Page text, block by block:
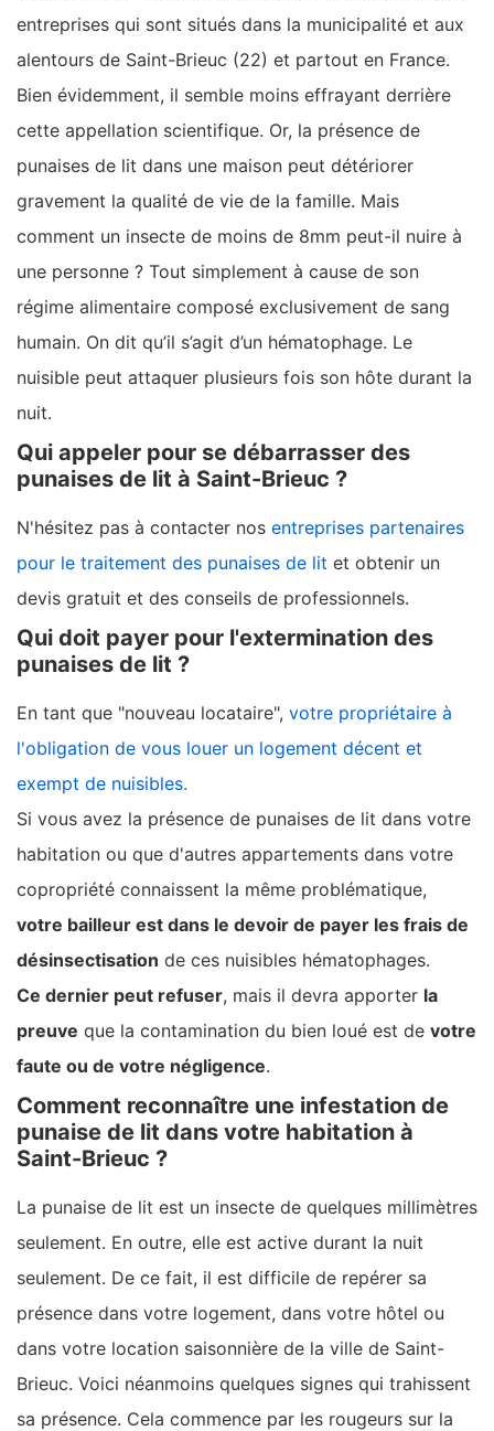
entreprises qui sont situés dans la municipalité et aux
alentours de Saint-Brieuc (22) et partout en France.
Bien évidemment, il semble moins effrayant derrière
cette appellation scientifique. Or, la présence de
punaises de lit dans une maison peut détériorer
gravement la qualité de vie de la famille. Mais
comment un insecte de moins de 8mm peut-il nuire à
une personne ? Tout simplement à cause de son
régime alimentaire composé exclusivement de sang
humain. On dit qu’il s’agit d’un hématophage. Le
nuisible peut attaquer plusieurs fois son hôte durant la
nuit.
Qui appeler pour se débarrasser des
punaises de lit à Saint-Brieuc ?
N'hésitez pas à contacter nos entreprises partenaires
pour le traitement des punaises de lit et obtenir un
devis gratuit et des conseils de professionnels.
Qui doit payer pour l'extermination des
punaises de lit ?
En tant que "nouveau locataire", votre propriétaire à
l'obligation de vous louer un logement décent et
exempt de nuisibles.
Si vous avez la présence de punaises de lit dans votre
habitation ou que d'autres appartements dans votre
copropriété connaissent la même problématique,
votre bailleur est dans le devoir de payer les frais de
désinsectisation de ces nuisibles hématophages.
Ce dernier peut refuser, mais il devra apporter la
preuve que la contamination du bien loué est de votre
faute ou de votre négligence.
Comment reconnaître une infestation de
punaise de lit dans votre habitation à
Saint-Brieuc ?
La punaise de lit est un insecte de quelques millimètres
seulement. En outre, elle est active durant la nuit
seulement. De ce fait, il est difficile de repérer sa
présence dans votre logement, dans votre hôtel ou
dans votre location saisonnière de la ville de Saint-
Brieuc. Voici néanmoins quelques signes qui trahissent
sa présence. Cela commence par les rougeurs sur la